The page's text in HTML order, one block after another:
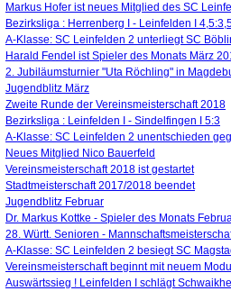
Markus Hofer ist neues Mitglied des SC
Bezirksliga : Herrenberg I - Leinfelden I
A-Klasse: SC Leinfelden 2 unterliegt SC
Harald Fendel ist Spieler des Monats März
2. Jubiläumsturnier "Uta Röchling" in
Jugendblitz März
Zweite Runde der Vereinsmeisterschaft 2018
Bezirksliga : Leinfelden I - Sindelfingen I 5:3
A-Klasse: SC Leinfelden 2 unentschieden
Neues Mitglied Nico Bauerfeld
Vereinsmeisterschaft 2018 ist gestartet
Stadtmeisterschaft 2017/2018 beendet
Jugendblitz Februar
Dr. Markus Kottke - Spieler des Monats
28. Württ. Senioren -
A-Klasse: SC Leinfelden 2 besiegt SC
Vereinsmeisterschaft beginnt mit neuem
Auswärtssieg ! Leinfelden I schlägt